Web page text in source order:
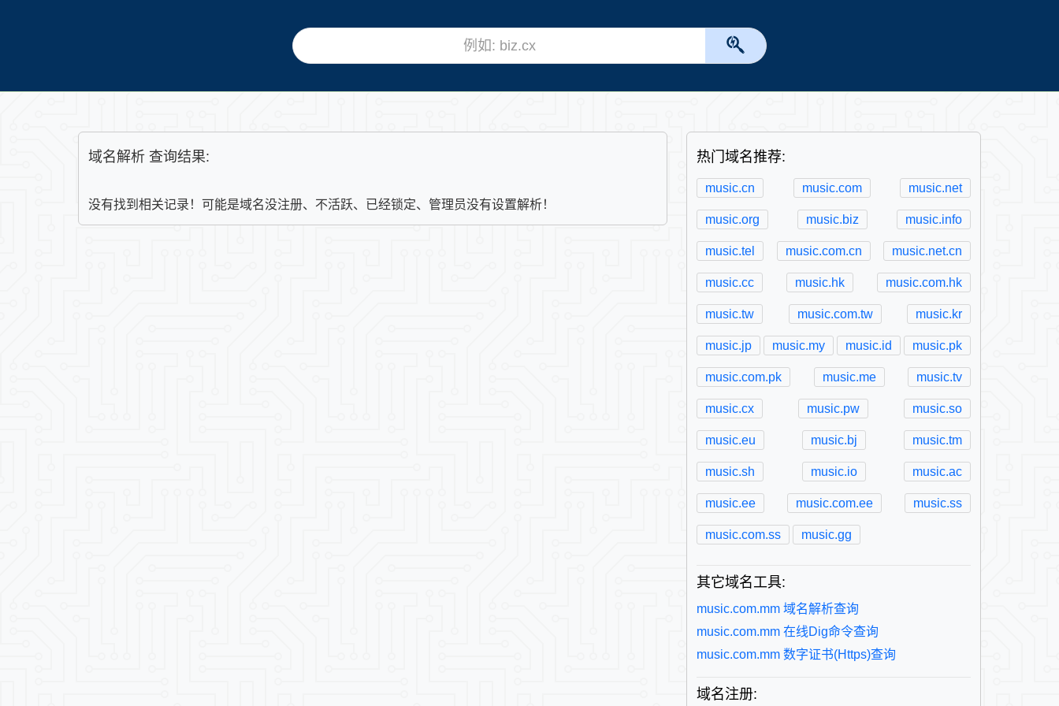
域名解析 查询结果:
没有找到相关记录！可能是域名没注册、不活跃、已经锁定、管理员没有设置解析！
热门域名推荐:
music.cn music.com music.net
music.org music.biz music.info
music.tel music.com.cn music.net.cn
music.cc music.hk music.com.hk
music.tw music.com.tw music.kr
music.jp music.my music.id music.pk
music.com.pk music.me music.tv
music.cx music.pw music.so
music.eu music.bj music.tm
music.sh music.io music.ac
music.ee music.com.ee music.ss
music.com.ss music.gg
其它域名工具:
music.com.mm 域名解析查询
music.com.mm 在线Dig命令查询
music.com.mm 数字证书(Https)查询
域名注册: